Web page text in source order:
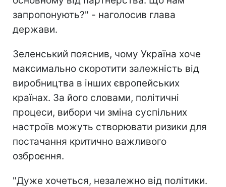
запропонують?" - наголосив глава
держави.
Зеленський пояснив, чому Україна хоче
максимально скоротити залежність від
виробництва в інших європейських
країнах. За його словами, політичні
процеси, вибори чи зміна суспільних
настроїв можуть створювати ризики для
постачання критично важливого
озброєння.
"Дуже хочеться, незалежно від політики.